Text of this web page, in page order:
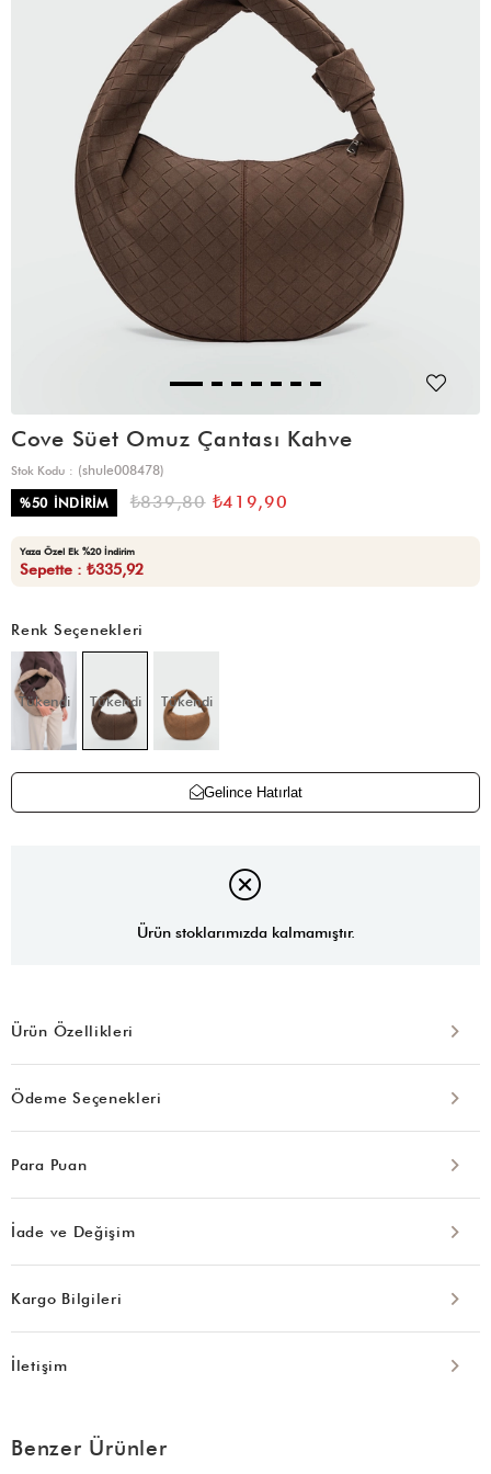
Cove Süet Omuz Çantası Kahve
Stok Kodu
(shule008478)
%50 İNDIRIM ₺839,80 ₺419,90
Yaza Özel Ek %20 İndirim
Sepette : ₺335,92
Renk Seçenekleri
Tükendi Tükendi Tükendi
Gelince Hatırlat
Ürün stoklarımızda kalmamıştır.
Ürün Özellikleri
Ödeme Seçenekleri
Para Puan
İade ve Değişim
Kargo Bilgileri
İletişim
Benzer Ürünler